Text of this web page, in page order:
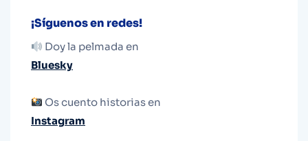
¡Síguenos en redes!
Doy la pelmada en
Bluesky
Os cuento historias en
Instagram